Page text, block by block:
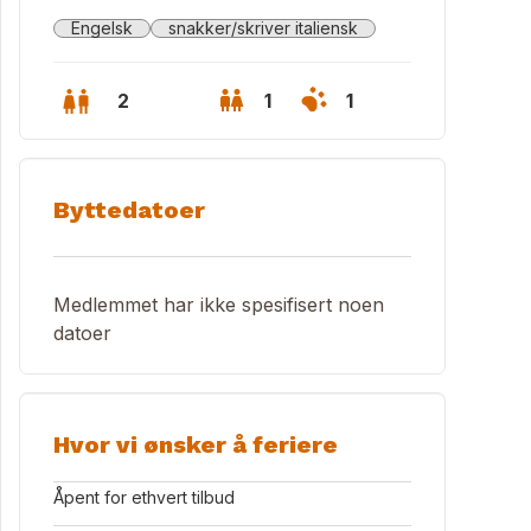
from the street
Engelsk snakker/skriver italiensk
2 1 1
Byttedatoer
Medlemmet har ikke spesifisert noen
datoer
Hvor vi ønsker å feriere
Åpent for ethvert tilbud